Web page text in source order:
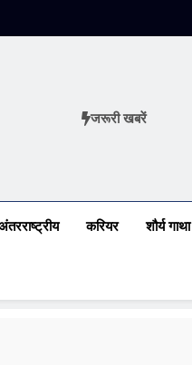
जरूरी खबरें
करियर शौर्य गाथा